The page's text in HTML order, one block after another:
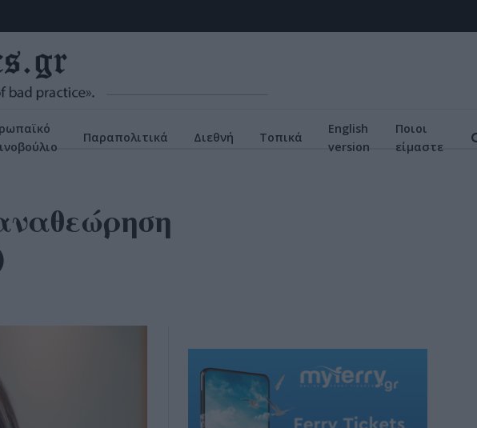
Παραπολιτικά Διεθνή Τοπικά
English
version
Ποιοι
είμαστε